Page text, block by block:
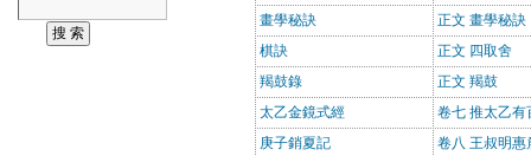
畫學秘訣
正文 畫學秘訣
棋訣
正文 四取舍
羯鼓錄
正文 羯鼓
太乙金鏡式經
卷七 推太乙有
庚子銷夏記
卷八 王叔明惠